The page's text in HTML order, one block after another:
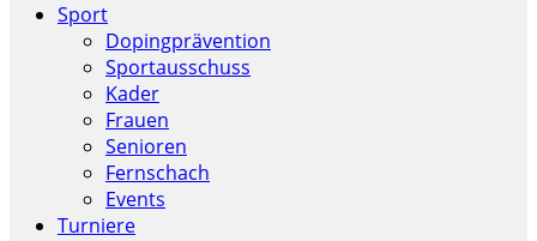
Sport
Dopingprävention
Sportausschuss
Kader
Frauen
Senioren
Fernschach
Events
Turniere